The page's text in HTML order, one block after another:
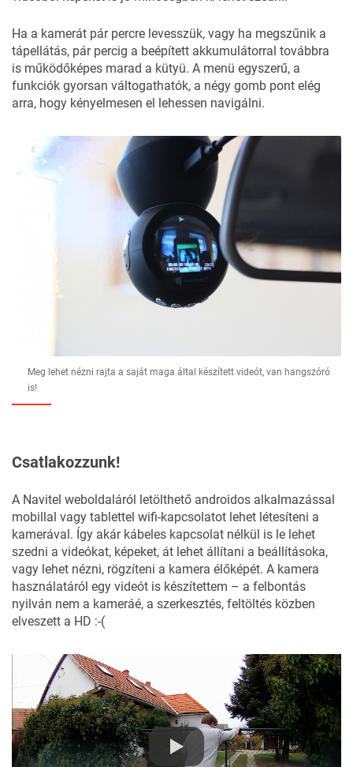
Ha a kamerát pár percre levesszük, vagy ha megszűnik a
tápellátás, pár percig a beépített akkumulátorral továbbra
is működőképes marad a kütyü. A menü egyszerű, a
funkciók gyorsan váltogathatók, a négy gomb pont elég
arra, hogy kényelmesen el lehessen navigálni.
Meg lehet nézni rajta a saját maga által készített videót, van hangszóró
is!
Csatlakozzunk!
A Navitel weboldaláról letölthető androidos alkalmazással
mobillal vagy tablettel wifi-kapcsolatot lehet létesíteni a
kamerával. Így akár kábeles kapcsolat nélkül is le lehet
szedni a videókat, képeket, át lehet állítani a beállításoka,
vagy lehet nézni, rögzíteni a kamera élőképét. A kamera
használatáról egy videót is készítettem – a felbontás
nyilván nem a kameráé, a szerkesztés, feltöltés közben
elveszett a HD :-(